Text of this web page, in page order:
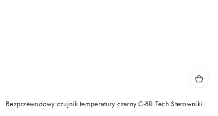
Bezprzewodowy czujnik temperatury czarny C-8R Tech Sterowniki